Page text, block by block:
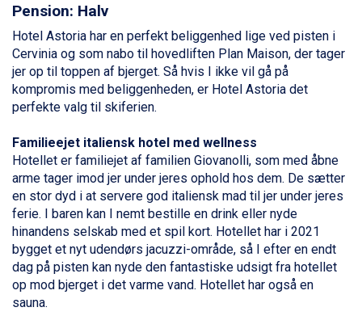
St. Anton fra DKK 7.245
Zell am See fra DKK 4.095
Canazei fra DKK 4.745
Livigno fra DKK 4.145
Ponte di Legno fra DKK 4.745
Bad Gastein fra DKK 4.195
Alleghe fra DKK 5.595
Arabba fra DKK 7.045
La Thuile fra DKK 4.595
Val Thorens fra DKK 5.395
Cervinia fra DKK 5.295
Passo Tonale fra DKK 3.795
Saalbach fra DKK 5.945
Sölden fra DKK 8.445
Bad Hofgastein fra DKK 5.495
Champoluc fra DKK 3.795
Sestriere fra DKK 4.395
Pension: Halv
Hotel Astoria har en perfekt beliggenhed lige ved pisten i
Cervinia og som nabo til hovedliften Plan Maison, der tager
jer op til toppen af bjerget. Så hvis I ikke vil gå på
kompromis med beliggenheden, er Hotel Astoria det
perfekte valg til skiferien.
Familieejet italiensk hotel med wellness
Hotellet er familiejet af familien Giovanolli, som med åbne
arme tager imod jer under jeres ophold hos dem. De sætter
en stor dyd i at servere god italiensk mad til jer under jeres
ferie. I baren kan I nemt bestille en drink eller nyde
hinandens selskab med et spil kort. Hotellet har i 2021
bygget et nyt udendørs jacuzzi-område, så I efter en endt
dag på pisten kan nyde den fantastiske udsigt fra hotellet
op mod bjerget i det varme vand. Hotellet har også en
sauna.